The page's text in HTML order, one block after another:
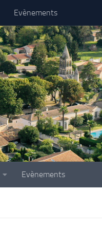
Evènements
Evènements